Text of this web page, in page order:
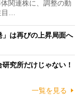
関連株に、調整の動
目…
は再びの上昇局面へ
究所だけじゃない！
一覧を見る